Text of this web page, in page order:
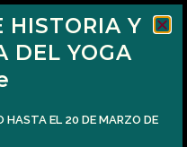
HISTORIA Y
DEL YOGA
HASTA EL 20 DE MARZO DE